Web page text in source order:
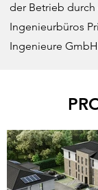
der Betrieb
Ingenieurbüros
Ingenieure